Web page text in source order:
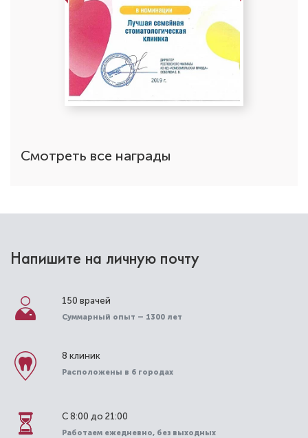
Смотреть все награды
Напишите на личную почту
150 врачей
Суммарный опыт – 1300 лет
8 клиник
Расположены в 6 городах
С 8:00 до 21:00
Работаем ежедневно, без выходных